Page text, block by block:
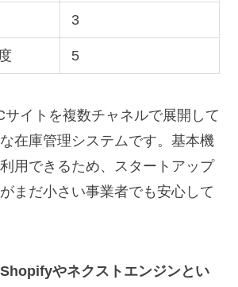
3
5
サイトを複数チャネルで展開して
在庫管理システムです。基本機
用できるため、スタートアップ
まだ小さい事業者でも安心して
やネクストエンジンとい